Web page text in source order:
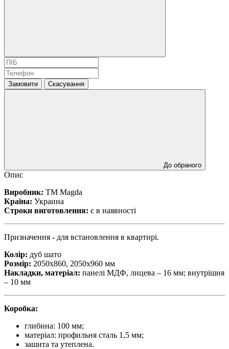
Замовити Скасування
До обраного
Опис
Виробник: ТМ Magda
Країна: Украина
Строки виготовлення: є в наявності
Призначення - для встановлення в квартирі.
Колір: дуб шато
Розмір: 2050х860, 2050х960 мм
Накладки, матеріал: панелі МДФ, лицева – 16 мм; внутрішня
– 10 мм
Коробка:
глибина: 100 мм;
матеріал: профильня сталь 1,5 мм;
зашита та утеплена.